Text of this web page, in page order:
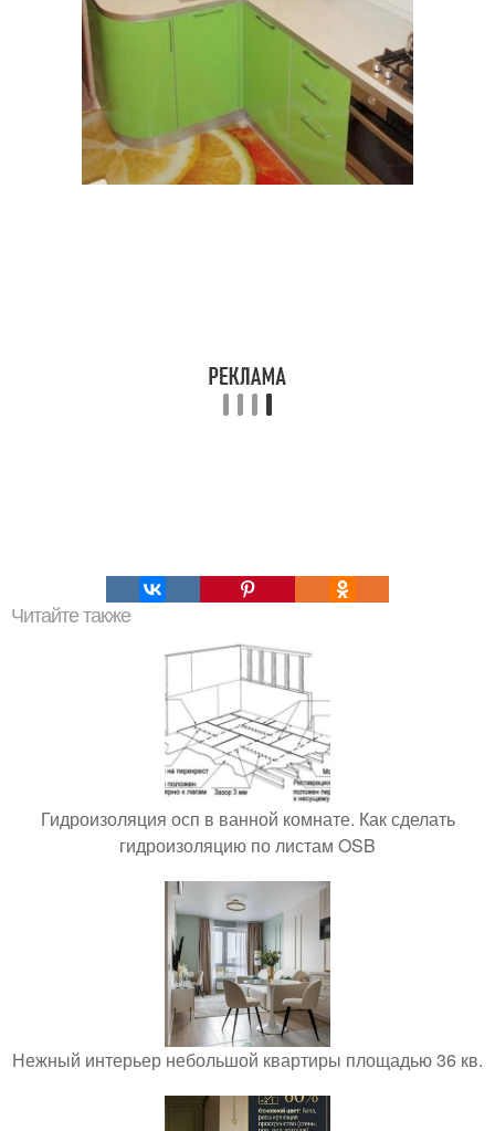
Читайте также
Гидроизоляция осп в ванной комнате. Как сделать
гидроизоляцию по листам OSB
Нежный интерьер небольшой квартиры площадью 36 кв.